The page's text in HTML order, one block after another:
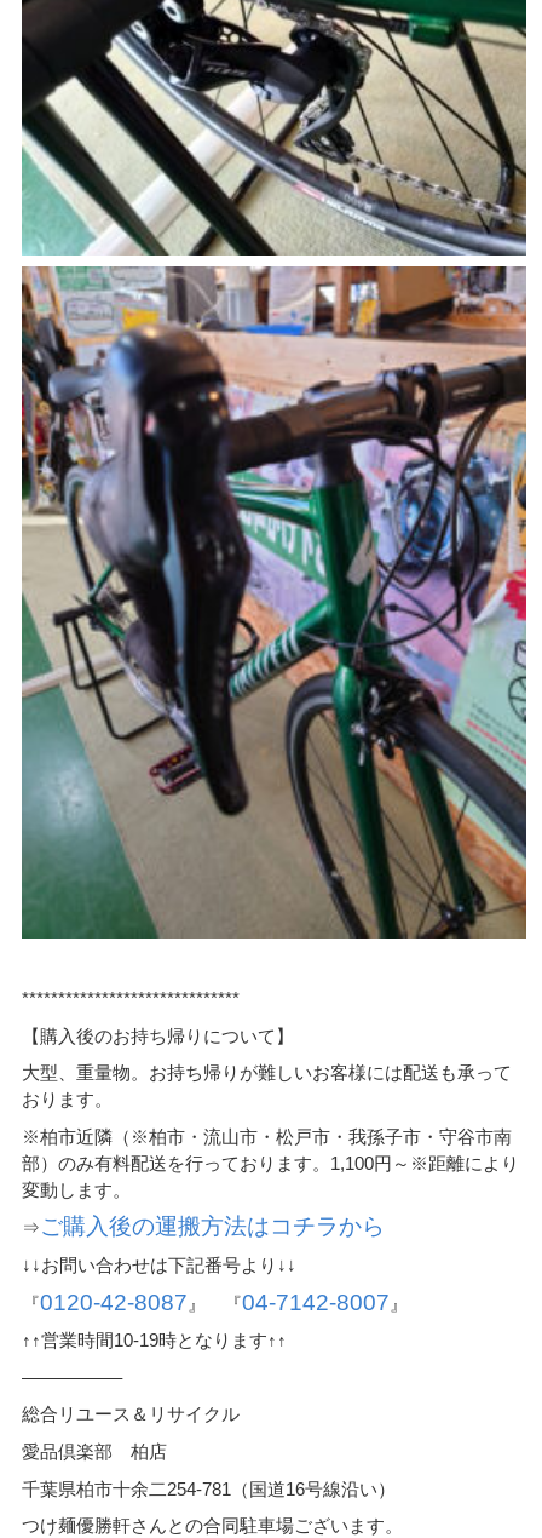
******************************
【購入後のお持ち帰りについて】
大型、重量物。お持ち帰りが難しいお客様には配送も承って
おります。
※柏市近隣（※柏市・流山市・松戸市・我孫子市・守谷市南
部）のみ有料配送を行っております。1,100円～※距離により
変動します。
⇒ご購入後の運搬方法はコチラから
↓↓お問い合わせは下記番号より↓↓
『0120-42-8087 』 『04-7142-8007 』
↑↑営業時間10-19時となります↑↑
—————–
総合リユース＆リサイクル
愛品倶楽部 柏店
千葉県柏市十余二254-781（国道16号線沿い）
つけ麺優勝軒さんとの合同駐車場ございます。